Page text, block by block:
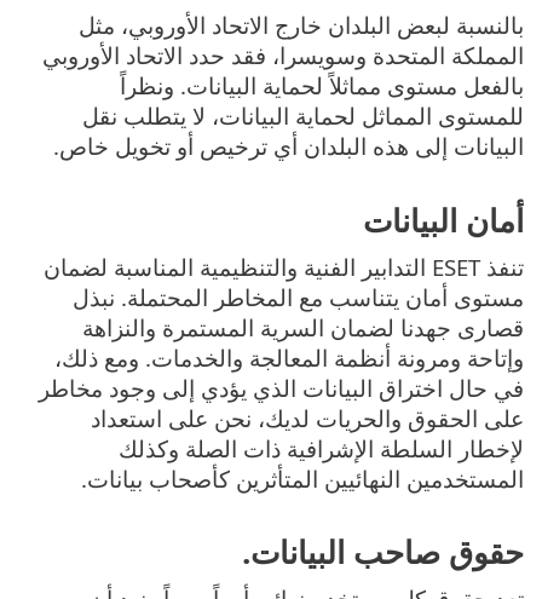
بالنسبة لبعض البلدان خارج الاتحاد الأوروبي، مثل
المملكة المتحدة وسويسرا، فقد حدد الاتحاد الأوروبي
بالفعل مستوى مماثلاً لحماية البيانات. ونظراً
للمستوى المماثل لحماية البيانات، لا يتطلب نقل
البيانات إلى هذه البلدان أي ترخيص أو تخويل خاص.
أمان البيانات
تنفذ ESET التدابير الفنية والتنظيمية المناسبة لضمان
مستوى أمان يتناسب مع المخاطر المحتملة. نبذل
قصارى جهدنا لضمان السرية المستمرة والنزاهة
وإتاحة ومرونة أنظمة المعالجة والخدمات. ومع ذلك،
في حال اختراق البيانات الذي يؤدي إلى وجود مخاطر
على الحقوق والحريات لديك، نحن على استعداد
لإخطار السلطة الإشرافية ذات الصلة وكذلك
المستخدمين النهائيين المتأثرين كأصحاب بيانات.
حقوق صاحب البيانات.